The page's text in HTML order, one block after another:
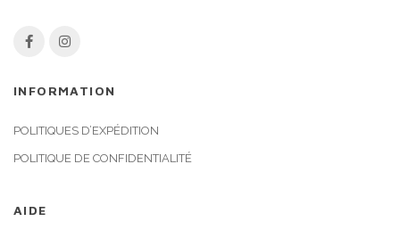
INFORMATION
POLITIQUES D’EXPÉDITION
POLITIQUE DE CONFIDENTIALITÉ
AIDE